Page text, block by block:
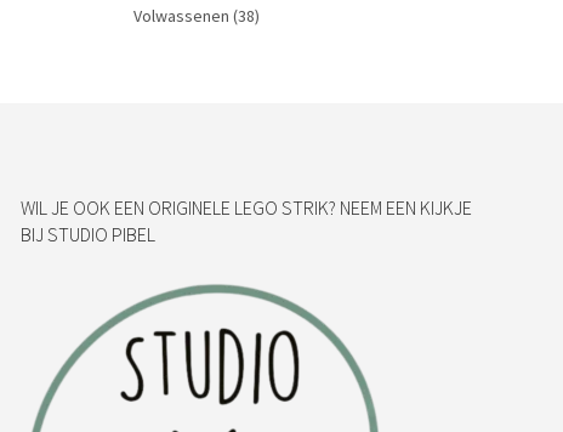
Volwassenen (38)
WIL JE OOK EEN ORIGINELE LEGO STRIK? NEEM EEN KIJKJE
BIJ STUDIO PIBEL